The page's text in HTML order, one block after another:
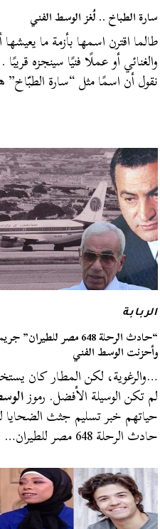
سارة الطباخ .. لُغز الوسط الفني
طالما اقترن اسمها بأزمة ما
والغنائي أو عملًا فنيًا سينجزه
نقول أن اسمًا مثل “سارة
الربابة
“حادث الرحلة 648 مصر
وأحزنت الوسط الفني
…والرغوية، لكن المطار كان
لم تكن الوسيلة الأفضل. رموز
حياتهم خبر تسليم جثث
حادث الرحلة 648 مصر للطيران…